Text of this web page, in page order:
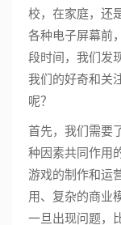
校，在家庭，还
各种电子屏幕前
段时间，我们发
我们的好奇和关
呢？
首先，我们需要
种因素共同作用
游戏的制作和运
用、复杂的商业
一旦出现问题，